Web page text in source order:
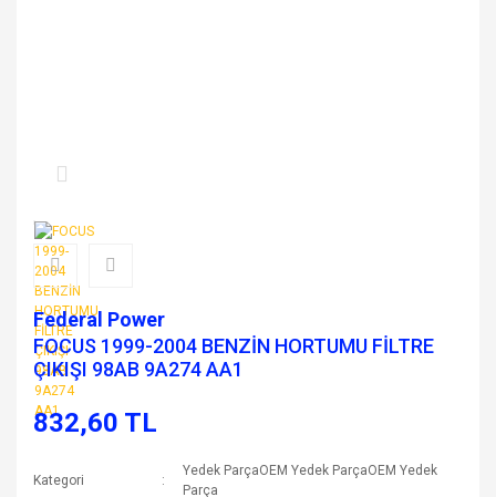
Federal Power
FOCUS 1999-2004 BENZİN HORTUMU FİLTRE
ÇIKIŞI 98AB 9A274 AA1
832,60 TL
Kategori
Yedek ParçaOEM Yedek ParçaOEM Yedek
Parça